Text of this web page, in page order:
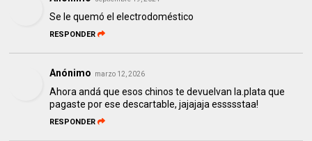
Se le quemó el electrodoméstico
RESPONDER
Anónimo marzo 12, 2026
Ahora andá que esos chinos te devuelvan la.plata que
pagaste por ese descartable, jajajaja essssstaa!
RESPONDER